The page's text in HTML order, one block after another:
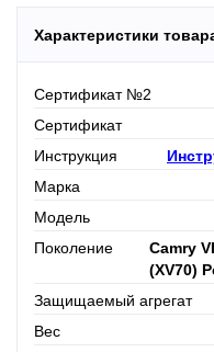
Характеристики
Сертификат №2
Сертификат
Инструкция
Марка
Модель
Поколение
Camry
(XV70)
Защищаемый агрегат
Вес